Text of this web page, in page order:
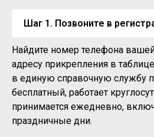
Шаг 1. Позвоните в
Найдите номер телефона
адресу прикрепления в
в единую справочную службу
бесплатный, работает
принимается ежедневно,
праздничные дни.